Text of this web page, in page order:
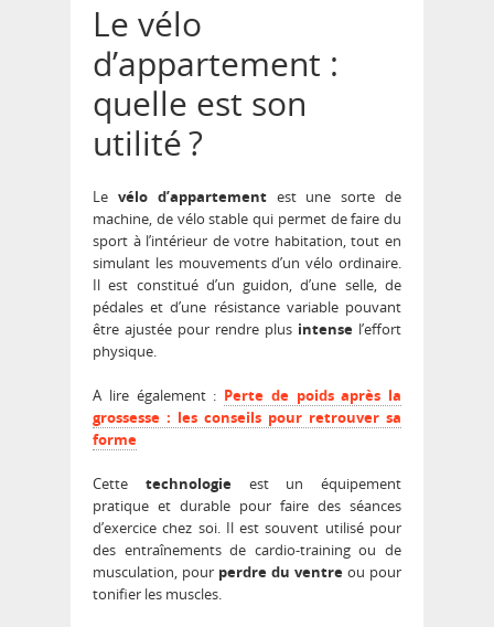
Le vélo
d’appartement :
quelle est son
utilité ?
Le vélo d’appartementest une sorte de
machine, de vélo stable qui permet de faire du
sport à l’intérieur de votre habitation, tout en
simulant les mouvements d’un vélo ordinaire.
Il est constitué d’un guidon, d’une selle, de
pédales et d’une résistance variable pouvant
être ajustée pour rendre plus intense l’effort
physique.
A lire également : Perte de poids après la
grossesse : les conseils pour retrouver sa
forme
Cette technologieest un équipement
pratique et durable pour faire des séances
d’exercice chez soi. Il est souvent utilisé pour
des entraînements de cardio-training ou de
musculation, pour perdre du ventre ou pour
tonifier les muscles.